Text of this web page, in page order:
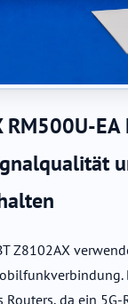
EA
Z8102AX
Routers, da ein